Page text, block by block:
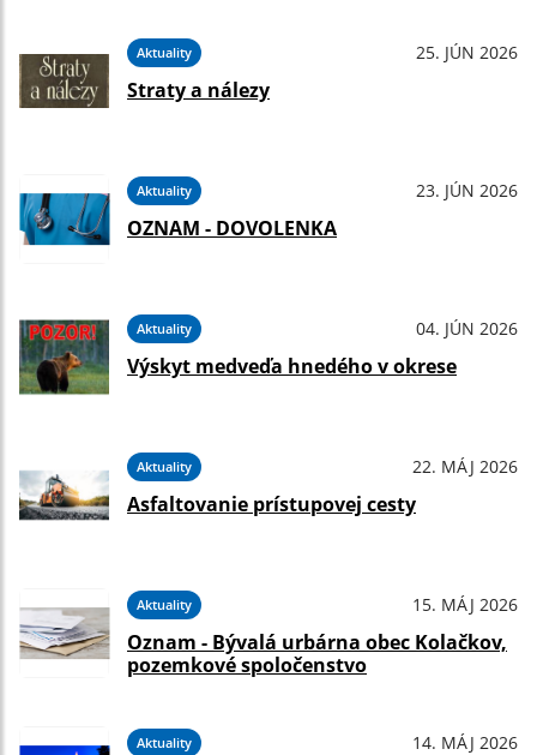
Aktuality 25. JÚN 2026
Straty a nálezy
Aktuality 23. JÚN 2026
OZNAM - DOVOLENKA
Aktuality 04. JÚN 2026
Výskyt medveďa hnedého v okrese
Aktuality 22. MÁJ 2026
Asfaltovanie prístupovej cesty
Aktuality 15. MÁJ 2026
Oznam - Bývalá urbárna obec Kolačkov,
pozemkové spoločenstvo
Aktuality 14. MÁJ 2026